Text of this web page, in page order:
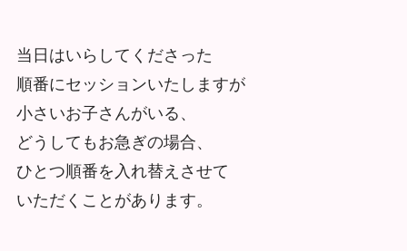
当日はいらしてくださった
順番にセッションいたしますが
小さいお子さんがいる、
どうしてもお急ぎの場合、
ひとつ順番を入れ替えさせて
いただくことがあります。